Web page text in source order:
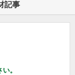
記事
。